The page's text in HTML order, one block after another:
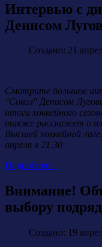
Интервью с
Денисом
Создано: 21
Смотрите большое
"Сокол" Денисом
итоги хоккейного
также расскажет о
Высшей хоккейной
апреля в 21.30
Подробнее...
Внимание!
выбору
Создано: 19